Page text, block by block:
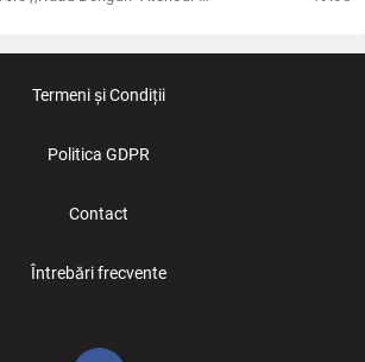
Termeni și Condiții
Politica GDPR
Contact
Întrebări frecvente